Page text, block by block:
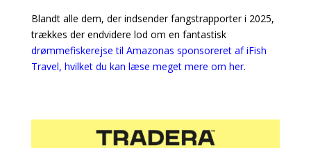
Blandt alle dem, der indsender fangstrapporter i 2025,
trækkes der endvidere lod om en fantastisk
drømmefiskerejse til Amazonas sponsoreret af iFish
Travel, hvilket du kan læse meget mere om her.